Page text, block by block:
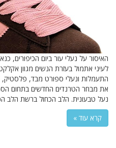
האיסור על נעלי עור ביום הכיפורים,
לעיני אתמול בעזרת הנשים מגוון
התעמלות ונעלי ספורט מבד, פלסטיק,
נעל טבעונית. הלב הכחול ברשת הלב
קרא עוד »